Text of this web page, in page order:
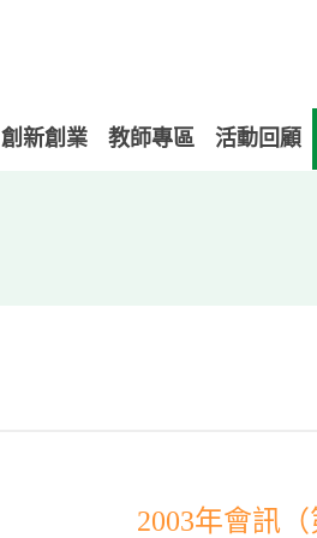
創新創業 教師專區 活動回顧
2003年會訊（